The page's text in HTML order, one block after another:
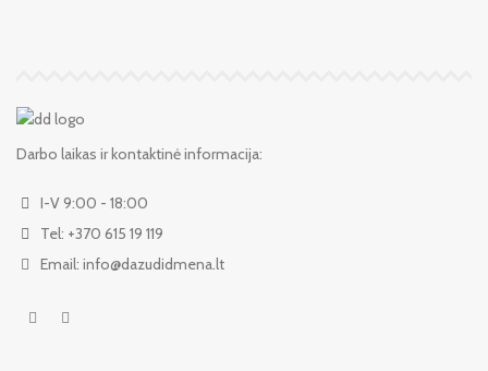
Darbo laikas ir kontaktinė informacija:
I-V 9:00 - 18:00
Tel: +370 615 19 119
Email: info@dazudidmena.lt